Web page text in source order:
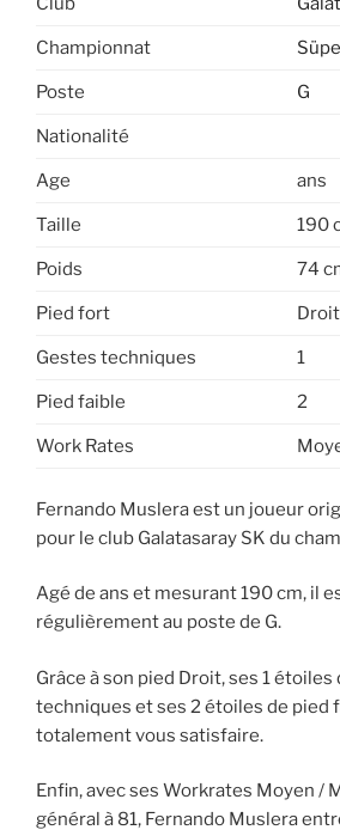
Championnat
Poste G
Nationalité
Age ans
Taille 190
Poids 74
Pied fort Droit
Gestes techniques 1
Pied faible 2
Work Rates
Fernando Muslera est un joueur
pour le club Galatasaray SK du
Agé de ans et mesurant 190 cm, il
régulièrement au poste de G.
Grâce à son pied Droit, ses 1 étoiles
techniques et ses 2 étoiles de pied
totalement vous satisfaire.
Enfin, avec ses Workrates Moyen /
général à 81, Fernando Muslera